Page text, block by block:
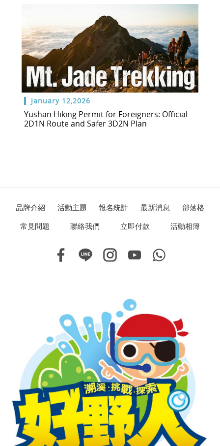
January 12,2026
Yushan Hiking Permit for Foreigners: Official
2D1N Route and Safer 3D2N Plan
品牌介紹 活動主題 報名統計 最新消息
部落格
常見問題
聯絡我們 立即付款 活動相簿